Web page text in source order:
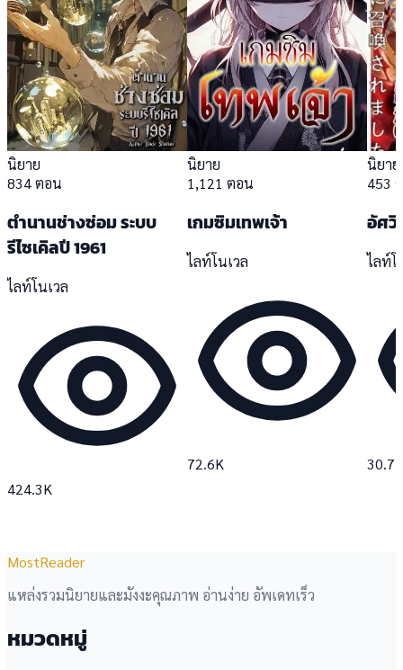
นิยาย
834 ตอน
ตำนานช่างซ่อม ระบบ
รีไซเคิลปี 1961
ไลท์โนเวล
424.3K
นิยาย
1,121 ตอน
เกมซิมเทพเจ้า
ไลท์โนเวล
72.6K
นิยาย
453
อัศวิ
ไลท์โ
30.7K
MostReader
แหล่งรวมนิยายและมังงะคุณภาพ อ่านง่าย อัพเดทเร็ว
หมวดหมู่